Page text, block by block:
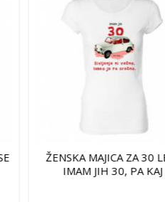
ŽENSKA MAJICA ZA 30 LET,
IMAM JIH 30, PA KAJ